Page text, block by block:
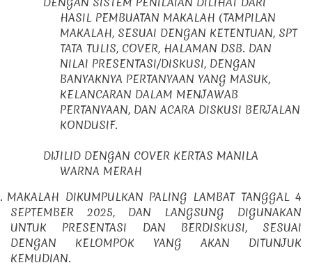
HASIL PEMBUATAN MAKALAH (TAMPILAN
MAKALAH, SESUAI DENGAN KETENTUAN, SPT
TATA TULIS, COVER, HALAMAN DSB. DAN
NILAI PRESENTASI/DISKUSI, DENGAN
BANYAKNYA PERTANYAAN YANG MASUK,
KELANCARAN DALAM MENJAWAB
PERTANYAAN, DAN ACARA DISKUSI BERJALAN
KONDUSIF.
DIJILID DENGAN COVER KERTAS MANILA
WARNA MERAH
MAKALAH DIKUMPULKAN PALING LAMBAT TANGGAL 4
SEPTEMBER 2025, DAN LANGSUNG DIGUNAKAN
UNTUK PRESENTASI DAN BERDISKUSI, SESUAI
DENGAN KELOMPOK YANG AKAN DITUNJUK
KEMUDIAN.